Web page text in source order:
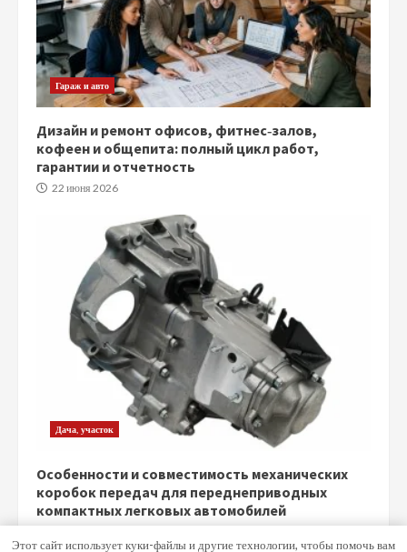
Гараж и авто
Дизайн и ремонт офисов, фитнес‑залов,
кофеен и общепита: полный цикл работ,
гарантии и отчетность
22 июня 2026
Дача, участок
Особенности и совместимость механических
коробок передач для переднеприводных
компактных легковых автомобилей
Этот сайт использует куки-файлы и другие технологии, чтобы помочь вам